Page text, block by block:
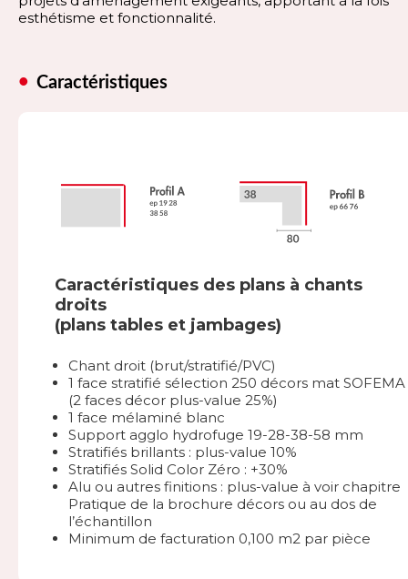
esthétisme et fonctionnalité.
Caractéristiques
Caractéristiques des plans à chants
droits
(plans tables et jambages)
Chant droit (brut/stratifié/PVC)
1 face stratifié sélection 250 décors mat SOFEMA
(2 faces décor plus-value 25%)
1 face mélaminé blanc
Support agglo hydrofuge 19-28-38-58 mm
Stratifiés brillants : plus-value 10%
Stratifiés Solid Color Zéro : +30%
Alu ou autres finitions : plus-value à voir chapitre
Pratique de la brochure décors ou au dos de
l’échantillon
Minimum de facturation 0,100 m2 par pièce